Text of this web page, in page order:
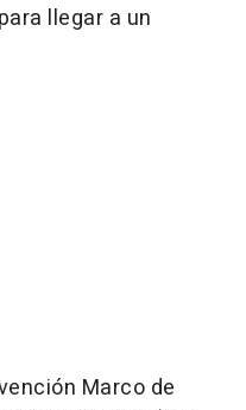
llegar a un
Marco de